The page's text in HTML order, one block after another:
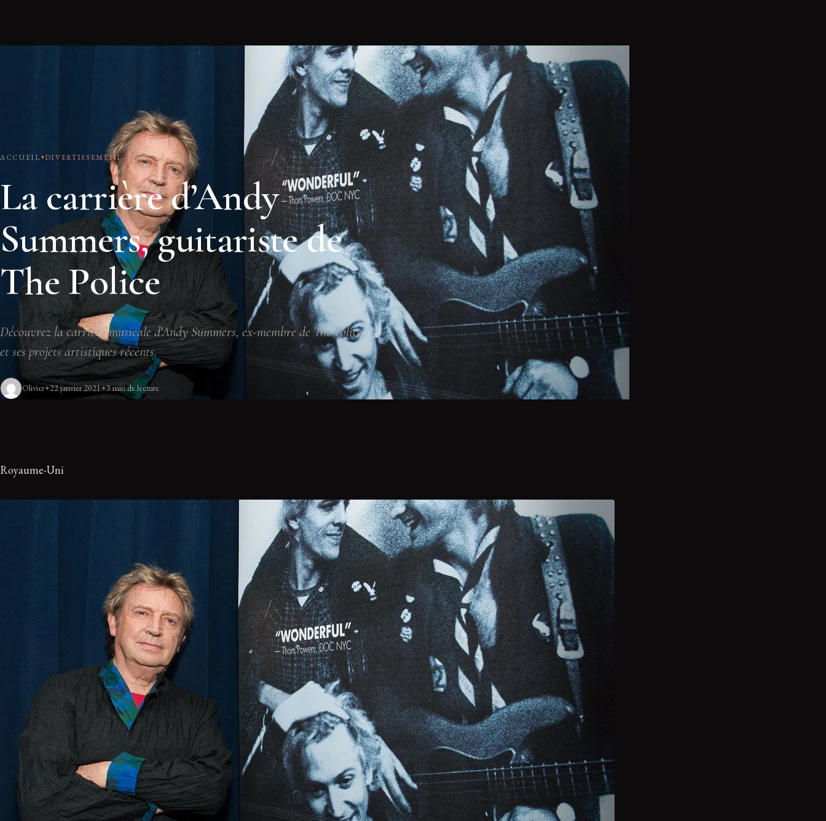
ACCUEIL DIVERTISSEMENT
La carrière d’Andy
Summers, guitariste de
The Police
Découvrez la carrière musicale d'Andy Summers, ex-membre de The Police,
et ses projets artistiques récents.
Olivier 22 janvier 2021 3 min de lecture
Royaume-Uni